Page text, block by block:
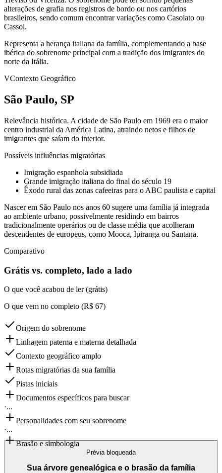
alterações de grafia nos registros de bordo ou nos cartórios
brasileiros, sendo comum encontrar variações como Casolato ou
Cassol.
Representa a herança italiana da família, complementando a base
ibérica do sobrenome principal com a tradição dos imigrantes do
norte da Itália.
VContexto Geográfico
São Paulo, SP
Relevância histórica. A cidade de São Paulo em 1969 era o maior
centro industrial da América Latina, atraindo netos e filhos de
imigrantes que saíam do interior.
Possíveis influências migratórias
Imigração espanhola subsidiada
Grande imigração italiana do final do século 19
Êxodo rural das zonas cafeeiras para o ABC paulista e capital
Nascer em São Paulo nos anos 60 sugere uma família já integrada
ao ambiente urbano, possivelmente residindo em bairros
tradicionalmente operários ou de classe média que acolheram
descendentes de europeus, como Mooca, Ipiranga ou Santana.
Comparativo
Grátis vs. completo, lado a lado
O que você acabou de ler (grátis)
O que vem no completo (R$ 67)
Origem do sobrenome
Linhagem paterna e materna detalhada
Contexto geográfico amplo
Rotas migratórias da sua família
Pistas iniciais
Documentos específicos para buscar
·...
Personalidades com seu sobrenome
·...
Brasão e simbologia
Prévia bloqueada
Sua árvore genealógica e o brasão da família